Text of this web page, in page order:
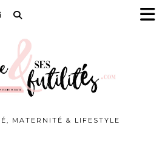
MATERNITÉ & LIFESTYLE